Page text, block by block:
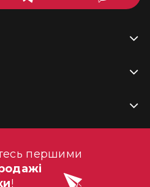
першими
!